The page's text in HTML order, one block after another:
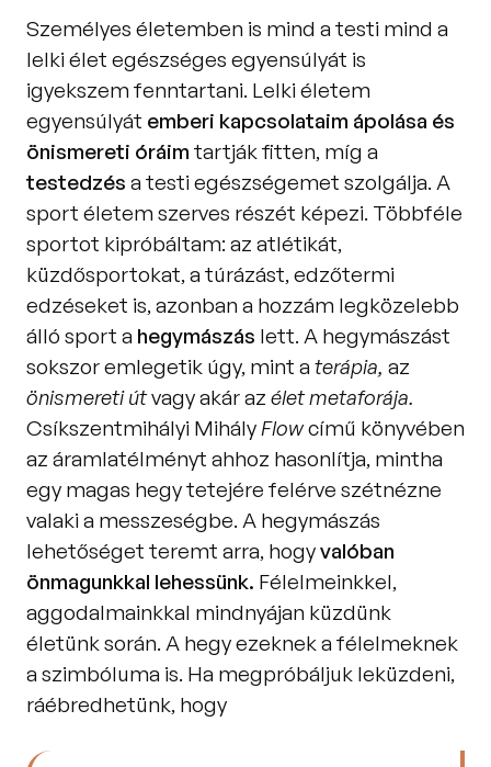
Személyes életemben is mind a testi mind a
lelki élet egészséges egyensúlyát is
igyekszem fenntartani. Lelki életem
egyensúlyát emberi kapcsolataim ápolása és
önismereti óráim
testedzés a testi egészségemet szolgálja. A
sport életem szerves részét képezi. Többféle
sportot kipróbáltam: az atlétikát,
küzdősportokat, a túrázást, edzőtermi
edzéseket is, azonban a hozzám legközelebb
álló sport a hegymászás lett. A hegymászást
sokszor emlegetik úgy, mint a terápia,
önismereti út vagy akár az
Csíkszentmihályi Mihály Flow című könyvében
az áramlatélményt ahhoz hasonlítja, mintha
egy magas hegy tetejére felérve szétnézne
valaki a messzeségbe. A hegymászás
lehetőséget teremt arra, hogy valóban
önmagunkkal lehessünk. Félelmeinkkel,
aggodalmainkkal mindnyájan küzdünk
életünk során. A hegy ezeknek a félelmeknek
a szimbóluma is. Ha megpróbáljuk leküzdeni,
ráébredhetünk, hogy